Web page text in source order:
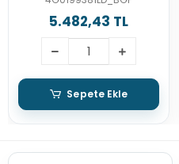
5.482,43 TL
Sepete Ekle